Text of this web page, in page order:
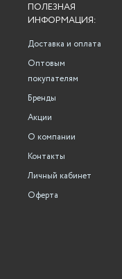
ПОЛЕЗНАЯ
ИНФОРМАЦИЯ:
Доставка и оплата
Оптовым
покупателям
Бренды
Акции
О компании
Контакты
Личный кабинет
Оферта